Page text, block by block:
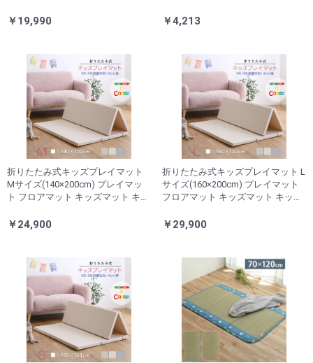
ックテープで設置 リビングルーム
￥19,990
優しいタオル地(代引不可)
￥4,213
折りたたみ式キッズプレイマット
Mサイズ(140×200cm) プレイマッ
ト フロアマット キッズマット キッ
防炎 シームレス 防水 CARAZ カラ
￥24,900
折りたたみ式キッズプレイマット L
サイズ(160×200cm) プレイマット
フロアマット キッズマット キッズ
炎 シームレス 防水 CARAZ カラズ
￥29,900